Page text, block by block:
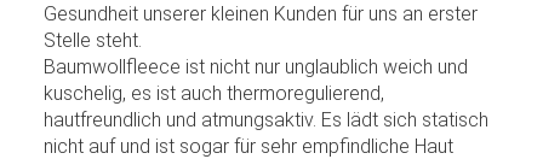
Gesundheit unserer kleinen Kunden für uns an erster
Stelle steht.
Baumwollfleece ist nicht nur unglaublich weich und
kuschelig, es ist auch thermoregulierend,
hautfreundlich und atmungsaktiv. Es lädt sich statisch
nicht auf und ist sogar für sehr empfindliche Haut